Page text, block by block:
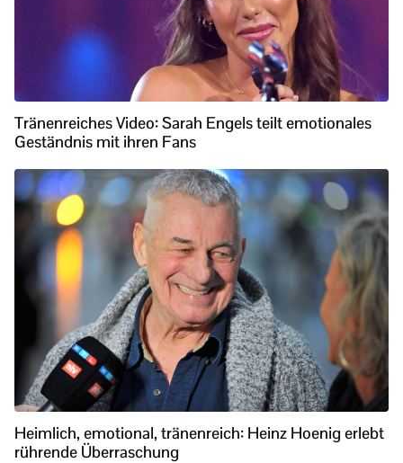
Tränenreiches Video: Sarah Engels teilt emotionales
Geständnis mit ihren Fans
Heimlich, emotional, tränenreich: Heinz Hoenig erlebt
rührende Überraschung